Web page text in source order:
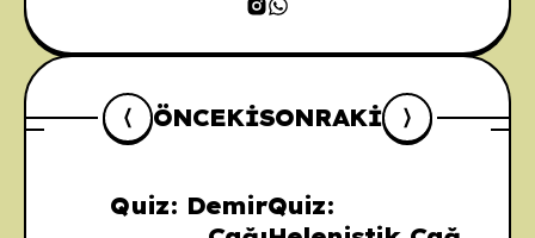
ÖNCEKISONRAKI
Quiz: DemirQuiz: